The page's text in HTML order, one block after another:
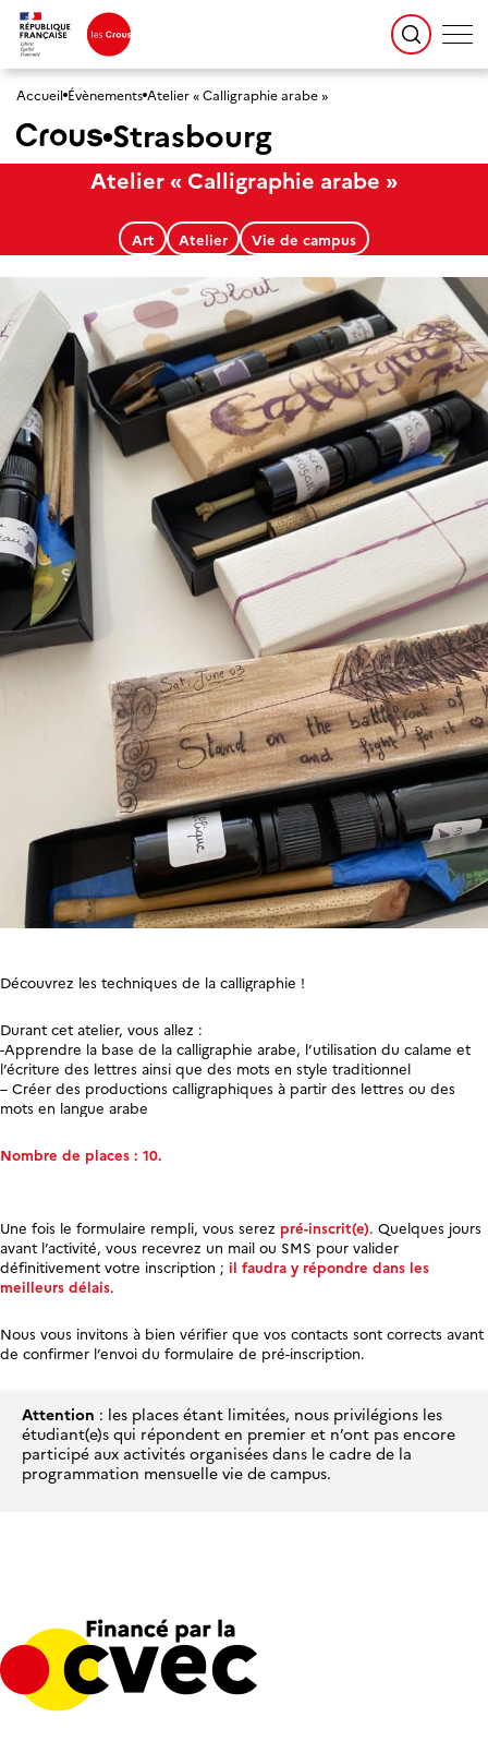
Accueil Évènements Atelier « Calligraphie arabe »
Strasbourg
Atelier « Calligraphie arabe »
Art Atelier Vie de campus
Découvrez les techniques de la calligraphie !
Durant cet atelier, vous allez :
-Apprendre la base de la calligraphie arabe, l’utilisation du calame et
l’écriture des lettres ainsi que des mots en style traditionnel
– Créer des productions calligraphiques à partir des lettres ou des
mots en langue arabe
Nombre de places : 10.
Une fois le formulaire rempli, vous serez pré-inscrit(e). Quelques jours
avant l’activité, vous recevrez un mail ou SMS pour valider
définitivement votre inscription ; il faudra y répondre dans les
meilleurs délais.
Nous vous invitons à bien vérifier que vos contacts sont corrects avant
de confirmer l’envoi du formulaire de pré-inscription.
Attention : les places étant limitées, nous privilégions les
étudiant(e)s qui répondent en premier et n’ont pas encore
participé aux activités organisées dans le cadre de la
programmation mensuelle vie de campus.